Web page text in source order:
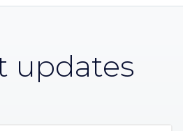
updates